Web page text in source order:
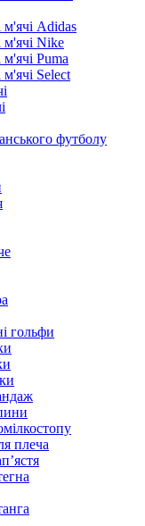
м'ячі Adidas
м'ячі Nike
Puma
Select
футболу
гольфи
плеча